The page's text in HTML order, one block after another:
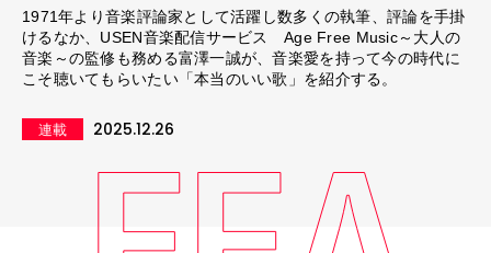
1971年より音楽評論家として活躍し数多くの執筆、評論を手掛
けるなか、USEN音楽配信サービス Age Free Music～大人の
音楽～の監修も務める富澤一誠が、音楽愛を持って今の時代に
こそ聴いてもらいたい「本当のいい歌」を紹介する。
連載 2025.12.26